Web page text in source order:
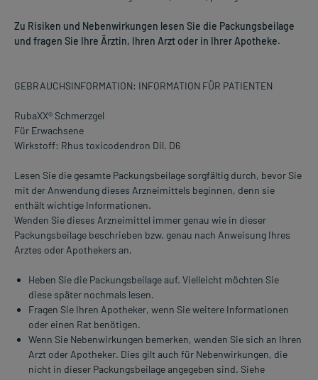
Zu Risiken und Nebenwirkungen lesen Sie die Packungsbeilage
und fragen Sie Ihre Ärztin, Ihren Arzt oder in Ihrer Apotheke.
GEBRAUCHSINFORMATION: INFORMATION FÜR PATIENTEN
RubaXX® Schmerzgel
Für Erwachsene
Wirkstoff: Rhus toxicodendron Dil. D6
Lesen Sie die gesamte Packungsbeilage sorgfältig durch, bevor Sie
mit der Anwendung dieses Arzneimittels beginnen, denn sie
enthält wichtige Informationen.
Wenden Sie dieses Arzneimittel immer genau wie in dieser
Packungsbeilage beschrieben bzw. genau nach Anweisung Ihres
Arztes oder Apothekers an.
Heben Sie die Packungsbeilage auf. Vielleicht möchten Sie
diese später nochmals lesen.
Fragen Sie Ihren Apotheker, wenn Sie weitere Informationen
oder einen Rat benötigen.
Wenn Sie Nebenwirkungen bemerken, wenden Sie sich an Ihren
Arzt oder Apotheker. Dies gilt auch für Nebenwirkungen, die
nicht in dieser Packungsbeilage angegeben sind. Siehe